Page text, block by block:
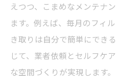
えつつ、こまめなメンテナ
ます。例えば、毎月のフィ
き取りは自分で簡単にでき
じて、業者依頼とセルフケ
な空間づくりが実現します。